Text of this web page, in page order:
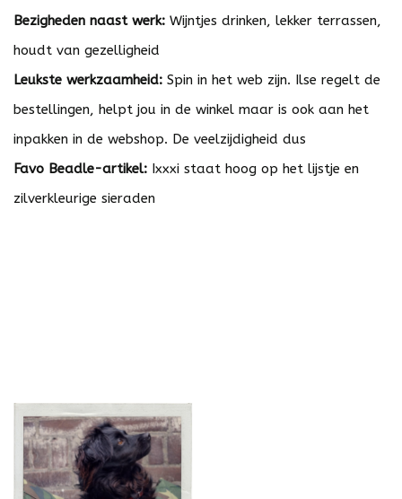
Bezigheden naast werk: Wijntjes drinken, lekker terrassen,
houdt van gezelligheid
Leukste werkzaamheid: Spin in het web zijn. Ilse regelt de
bestellingen, helpt jou in de winkel maar is ook aan het
inpakken in de webshop. De veelzijdigheid dus
Favo Beadle-artikel: Ixxxi staat hoog op het lijstje en
zilverkleurige sieraden